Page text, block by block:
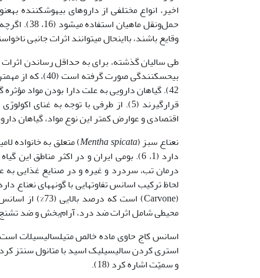
اخیر، انواع مختلفی از داروهای بیهوش­کننده
حمل‌ونقل
وقایع باشند، بااین­حال می­توانند اثرات جانبی
طی سالیان گذشته، برای به حداقل رساندن
42). گیاهان دارویی به علت دارا بودن مواد
قرارگیرند (5). از طرفی با توجه به
اقتصادی و عوارض کمتر این نوع مواد، گیاهان
نعناع سبز (Mentha spicata
لحاظ ترکیب اسانس تفاوت­هایی با گونه­های نعناع
محیطی شامل اثرات ضد درد، آرام‌بخش و ضد تشنج
اسانس کاج حاوی ماده خالص متیل­سالیسیلات
استری کردن سالیسیلیک اسید با متانول سنتز
و سمیّت اشاره کرد (18).